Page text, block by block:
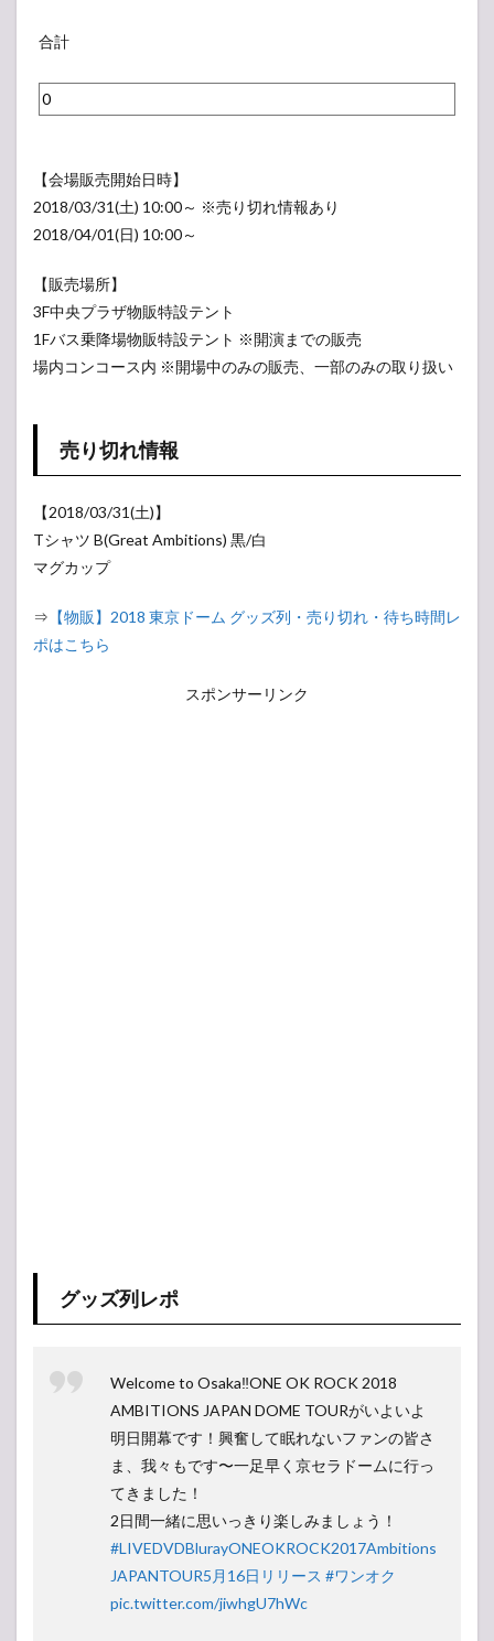
ラ
ベ
R
表
示
さ
な
い
ラ
ベ
ベ
ル
）
さ
れ
）
ノ
ド
ー
（
表
示
れ
な
い
ラ
ル
合計
【会場販売開始日時】
2018/03/31(土) 10:00～ ※売り切れ情報あり
2018/04/01(日) 10:00～
【販売場所】
3F中央プラザ物販特設テント
1Fバス乗降場物販特設テント ※開演までの販売
場内コンコース内 ※開場中のみの販売、一部のみの取り扱い
売り切れ情報
【2018/03/31(土)】
Tシャツ B(Great Ambitions) 黒/白
マグカップ
⇒ 【物販】2018 東京ドーム グッズ列・売り切れ・待ち時間レ
ポはこちら
スポンサーリンク
グッズ列レポ
Welcome to Osaka‼️ONE OK ROCK 2018
AMBITIONS JAPAN DOME TOURがいよいよ
明日開幕です！興奮して眠れないファンの皆さ
ま、我々もです〜一足早く京セラドームに行っ
てきました！
2日間一緒に思いっきり楽しみましょう！
#LIVEDVDBlurayONEOKROCK2017Ambitions
JAPANTOUR5月16日リリース #ワンオク
pic.twitter.com/jiwhgU7hWc